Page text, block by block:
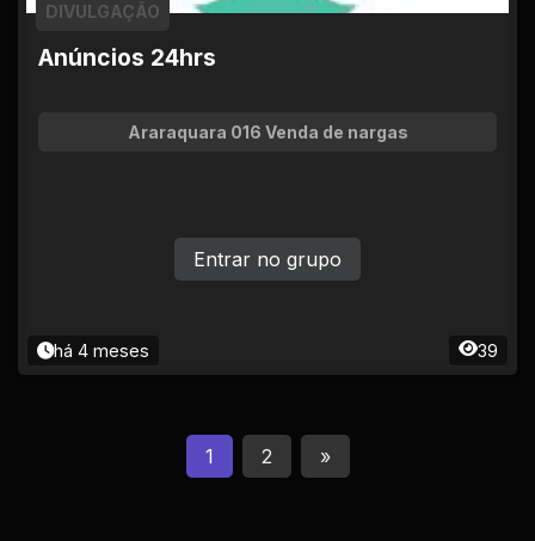
Anúncios 24hrs
DIVULGAÇÃO
Araraquara 016 Venda de nargas
há 4 meses 39
Entrar no grupo
1 2 »